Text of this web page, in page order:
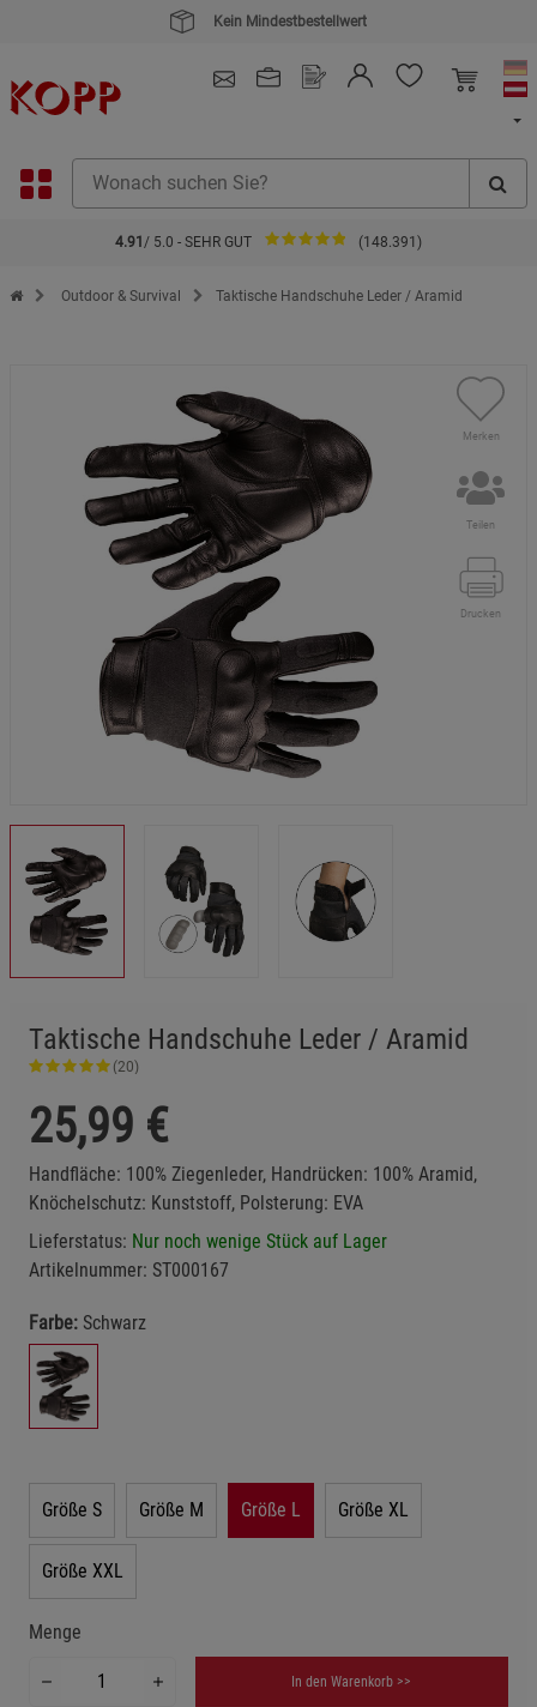
4.91 / 5.0 - SEHR GUT (148.391)
Zur Startseite des Kopp Verlag Online-Shop
Outdoor & Survival Taktische Handschuhe Leder / Aramid
Merken
Teilen
Drucken
Taktische Handschuhe Leder / Aramid
(20)
25,99 €
Handfläche: 100% Ziegenleder, Handrücken: 100% Aramid,
Knöchelschutz: Kunststoff, Polsterung: EVA
Lieferstatus: Nur noch wenige Stück auf Lager
Artikelnummer: ST000167
Farbe: Schwarz
Größe S Größe M Größe L Größe XL
Größe XXL
Menge
In den Warenkorb >>